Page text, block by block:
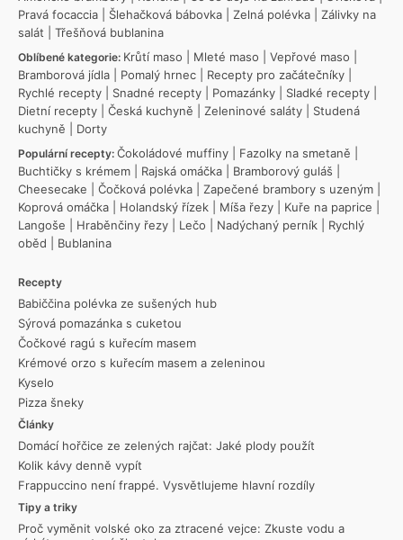
Pravá focaccia
Šlehačková bábovka Zelná polévka
Zálivky na
salát
Třešňová bublanina
Oblíbené kategorie: Krůtí maso Mleté maso Vepřové maso
Bramborová jídla
Pomalý hrnec Recepty pro začátečníky
Rychlé recepty
Snadné recepty Pomazánky Sladké recepty
Dietní recepty
Česká kuchyně Zeleninové saláty
Studená
kuchyně
Dorty
Populární recepty: Čokoládové muffiny Fazolky na smetaně
Buchtičky s krémem
Rajská omáčka Bramborový guláš
Cheesecake
Čočková polévka Zapečené brambory s uzeným
Koprová omáčka
Holandský řízek Míša řezy Kuře na paprice
Langoše
Hraběnčiny řezy Lečo Nadýchaný perník
Rychlý
oběd
Bublanina
Recepty
Babiččina polévka ze sušených hub
Sýrová pomazánka s cuketou
Čočkové ragú s kuřecím masem
Krémové orzo s kuřecím masem a zeleninou
Kyselo
Pizza šneky
Články
Domácí hořčice ze zelených rajčat: Jaké plody použít
Kolik kávy denně vypít
Frappuccino není frappé. Vysvětlujeme hlavní rozdíly
Tipy a triky
Proč vyměnit volské oko za ztracené vejce: Zkuste vodu a